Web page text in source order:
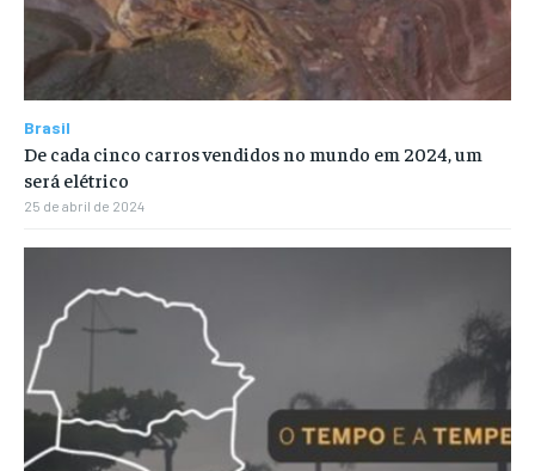
Brasil
De cada cinco carros vendidos no mundo em 2024, um
será elétrico
25 de abril de 2024